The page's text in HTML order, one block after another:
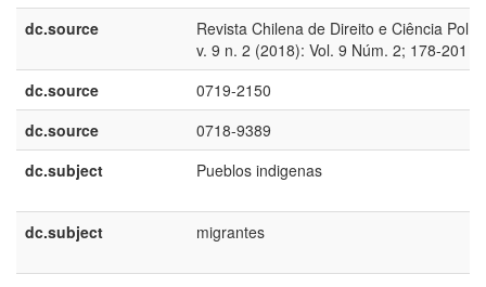
dc.source
Revista Chilena de Direito e Ciência
v. 9 n. 2 (2018): Vol. 9 Núm. 2; 178-201
dc.source
0719-2150
dc.source
0718-9389
dc.subject
Pueblos indigenas
dc.subject migrantes